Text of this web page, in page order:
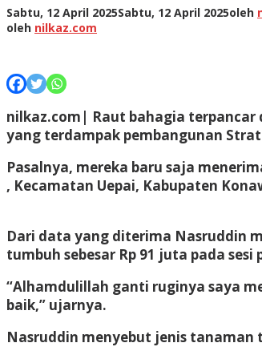
Sabtu, 12 April 2025Sabtu, 12 April 2025oleh
oleh nilkaz.com
nilkaz.com| Raut bahagia terpancar
yang terdampak pembangunan
Pasalnya, mereka baru saja
, Kecamatan Uepai, Kabupaten
Dari data yang diterima Nasruddin
tumbuh sebesar Rp 91 juta pada
“Alhamdulillah ganti ruginya saya
baik,” ujarnya.
Nasruddin menyebut jenis